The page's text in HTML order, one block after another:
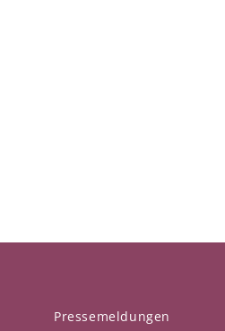
Pressemeldungen